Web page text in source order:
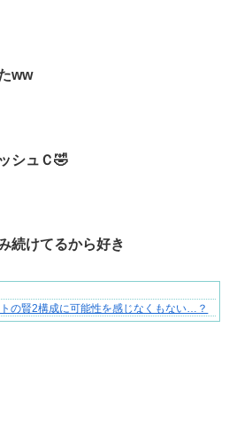
ww
シュＣ🤣
続けてるから好き
物語。
の賢2構成に可能性を感じなくもない…？